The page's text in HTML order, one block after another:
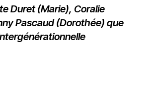
Duret (Marie), Coralie
Pascaud (Dorothée) que